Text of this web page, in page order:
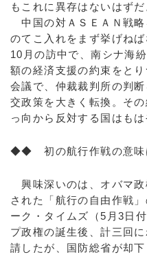
もこれに異存はないはずだ
中国の対ＡＳＥＡＮ戦
のてこ入れをまず挙げね
10月の訪中で、南シナ海
額の経済支援の約束をと
会議で、仲裁裁判所の判
交政策を大きく転換。そ
っ向から反対する国はもは
◆◆ 初の航行作戦の意味
興味深いのは、オバマ政
された「航行の自由作戦
ーク・タイムズ（5月3日
プ政権の誕生後、計三回
請したが、国防総省が却